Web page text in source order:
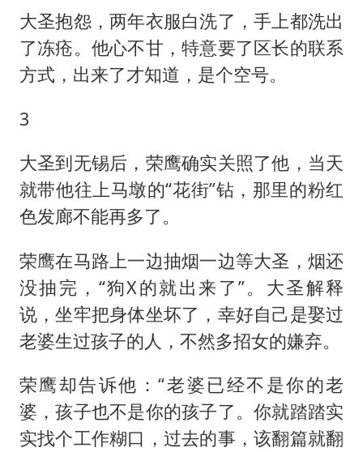
大圣抱怨，两年衣服白洗了，手上都洗出
了冻疮。他心不甘，特意要了区长的联系
方式，出来了才知道，是个空号。
3
大圣到无锡后，荣鹰确实关照了他，当天
就带他往上马墩的“花街”钻，那里的粉红
色发廊不能再多了。
荣鹰在马路上一边抽烟一边等大圣，烟还
没抽完，“狗X的就出来了”。大圣解释
说，坐牢把身体坐坏了，幸好自己是娶过
老婆生过孩子的人，不然多招女的嫌弃。
荣鹰却告诉他：“老婆已经不是你的老
婆，孩子也不是你的孩子了。你就踏踏实
实找个工作糊口，过去的事，该翻篇就翻